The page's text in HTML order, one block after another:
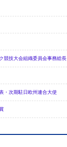
競技大会組織委員会事務総長
・次期駐日欧州連合大使